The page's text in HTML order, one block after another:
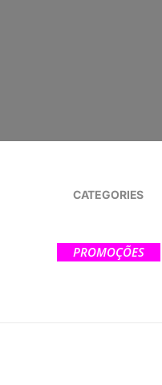
CATEGORIES
PROMOÇÕES